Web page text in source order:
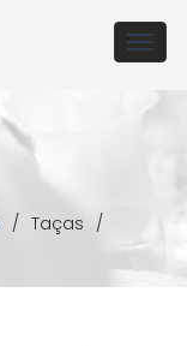
/ Taças /